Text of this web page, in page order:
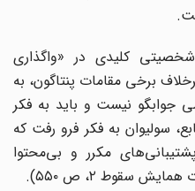
کلیدی در «واگذاری
برخی مقامات پنتاگون، به
نیست و باید به فکر
سولیوان به فکر فرو رفت که
مکرر و بی‌محتوا
سقوط ۲، ص ۵۵۰).